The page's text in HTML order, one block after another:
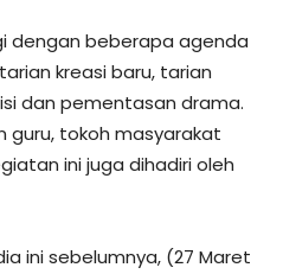
dengan beberapa agenda
kreasi baru, tarian
dan pementasan drama.
guru, tokoh masyarakat
ini juga dihadiri oleh
ini sebelumnya, (27 Maret